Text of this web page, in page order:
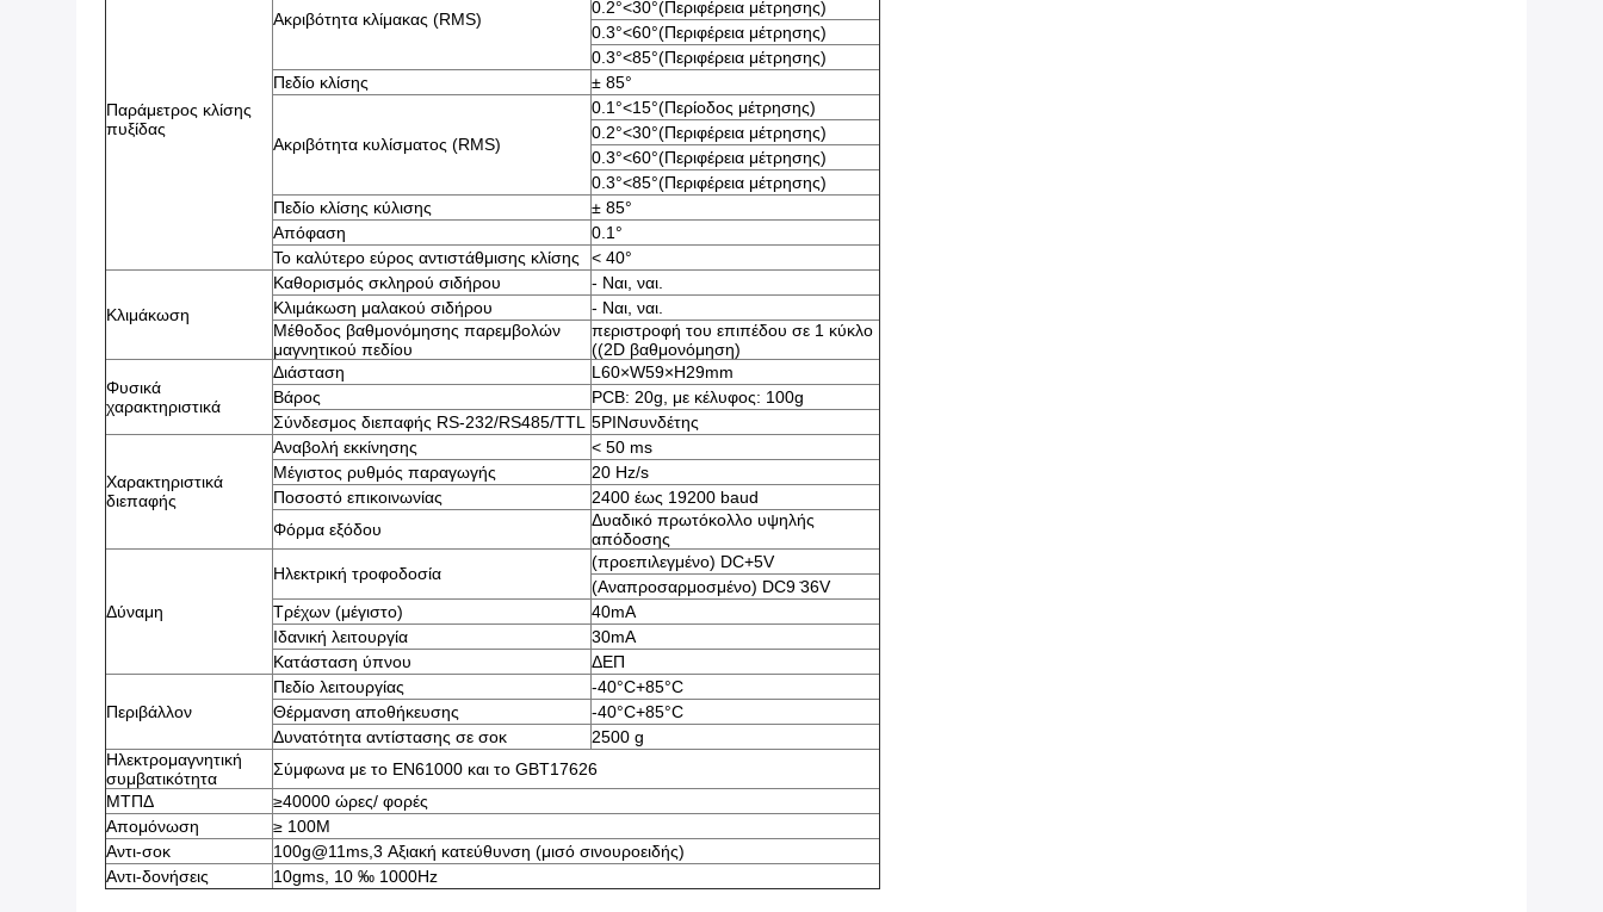
Παράμετρος κλίσης
πυξίδας
Ακριβότητα κλίμακας (RMS)
0.2°<30°(Περιφέρεια μέτρησης)
0.3°<60°(Περιφέρεια μέτρησης)
0.3°<85°(Περιφέρεια μέτρησης)
Πεδίο κλίσης
± 85°
Ακριβότητα κυλίσματος (RMS)
0.1°<15°(Περίοδος μέτρησης)
0.2°<30°(Περιφέρεια μέτρησης)
0.3°<60°(Περιφέρεια μέτρησης)
0.3°<85°(Περιφέρεια μέτρησης)
Πεδίο κλίσης κύλισης
± 85°
Απόφαση
0.1°
Το καλύτερο εύρος αντιστάθμισης κλίσης
< 40°
Κλιμάκωση
Καθορισμός σκληρού σιδήρου
- Ναι, ναι.
Κλιμάκωση μαλακού σιδήρου
- Ναι, ναι.
Μέθοδος βαθμονόμησης παρεμβολών
μαγνητικού πεδίου
περιστροφή του επιπέδου σε 1 κύκλο
((2D βαθμονόμηση)
Φυσικά
χαρακτηριστικά
Διάσταση
L60×W59×H29mm
Βάρος
PCB: 20g, με κέλυφος: 100g
Σύνδεσμος διεπαφής RS-232/RS485/TTL
5PINσυνδέτης
Χαρακτηριστικά
διεπαφής
Αναβολή εκκίνησης
< 50 ms
Μέγιστος ρυθμός παραγωγής
20 Hz/s
Ποσοστό επικοινωνίας
2400 έως 19200 baud
Φόρμα εξόδου
Δυαδικό πρωτόκολλο υψηλής
απόδοσης
Δύναμη
Ηλεκτρική τροφοδοσία
(προεπιλεγμένο) DC+5V
(Αναπροσαρμοσμένο) DC9 ̇36V
Τρέχων (μέγιστο)
40mA
Ιδανική λειτουργία
30mA
Κατάσταση ύπνου
ΔΕΠ
Περιβάλλον
Πεδίο λειτουργίας
-40°C+85°C
Θέρμανση αποθήκευσης
-40°C+85°C
Δυνατότητα αντίστασης σε σοκ
2500 g
Ηλεκτρομαγνητική
συμβατικότητα
Σύμφωνα με το EN61000 και το GBT17626
ΜΤΠΔ
≥40000 ώρες/ φορές
Απομόνωση
≥ 100M
Αντι-σοκ
100g@11ms,3 Αξιακή κατεύθυνση (μισό σινουροειδής)
Αντι-δονήσεις
10gms, 10 ‰ 1000Hz